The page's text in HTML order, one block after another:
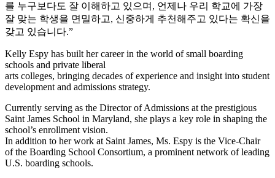
를 누구보다도 잘 이해하고 있으며, 언제나 우리 학교에 가장
잘 맞는 학생을 면밀하고, 신중하게 추천해주고 있다는 확신을
갖고 있습니다.”
Kelly Espy has built her career in the world of small boarding
schools and private liberal
arts colleges, bringing decades of experience and insight into student
development and admissions strategy.
Currently serving as the Director of Admissions at the prestigious
Saint James School in Maryland, she plays a key role in shaping the
school’s enrollment vision.
In addition to her work at Saint James, Ms. Espy is the Vice-Chair
of the Boarding School Consortium, a prominent network of leading
U.S. boarding schools.